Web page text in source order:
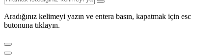
Aradığınız kelimeyi yazın ve entera basın, kapatmak için esc
butonuna tıklayın.